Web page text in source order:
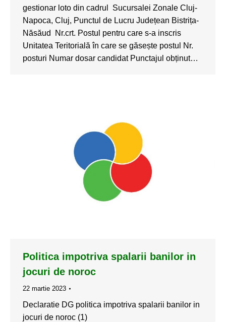
gestionar loto din cadrul Sucursalei Zonale Cluj-
Napoca, Cluj, Punctul de Lucru Județean Bistrița-
Năsăud Nr.crt. Postul pentru care s-a inscris
Unitatea Teritorială în care se găsește postul Nr.
posturi Numar dosar candidat Punctajul obținut…
Politica impotriva spalarii banilor in
jocuri de noroc
22 martie 2023
Declaratie DG politica impotriva spalarii banilor in
jocuri de noroc (1)